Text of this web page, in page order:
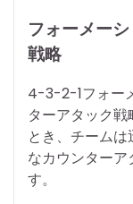
フォーメー
戦略
4-3-2-1フォー
ターアタック
とき、チーム
なカウンター
す。